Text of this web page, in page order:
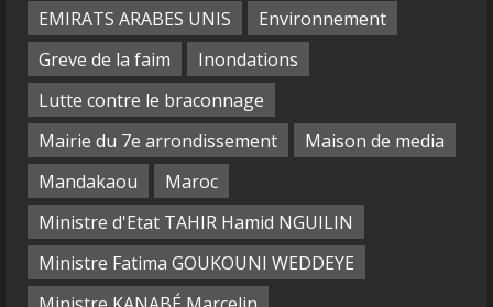
EMIRATS ARABES UNIS
Environnement
Greve de la faim
Inondations
Lutte contre le braconnage
Mairie du 7e arrondissement
Maison de media
Mandakaou
Maroc
Ministre d'Etat TAHIR Hamid NGUILIN
Ministre Fatima GOUKOUNI WEDDEYE